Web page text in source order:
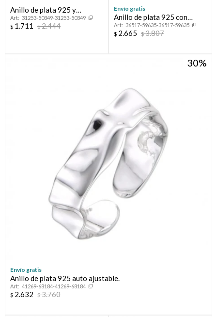
Anillo de plata 925 y
esmalte, OJO TURCO.
31253-50349-31253-50349
$ 1.711 $2.444
Envío gratis
Anillo de plata 925 con
circonias, CORAZON
36517-59635-36517-59635
$ 2.665 $3.807
30
Envío gratis
Anillo de plata 925 auto ajustable.
41269-68184-41269-68184
$ 2.632 $3.760